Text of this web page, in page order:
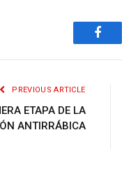
PREVIOUS ARTICLE
ETAPA DE LA
ANTIRRÁBICA